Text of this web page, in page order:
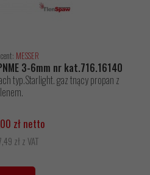
MESSER
3-6mm nr kat.716.16140
typ.Starlight. gaz tnący propan z
zł netto
zł z VAT